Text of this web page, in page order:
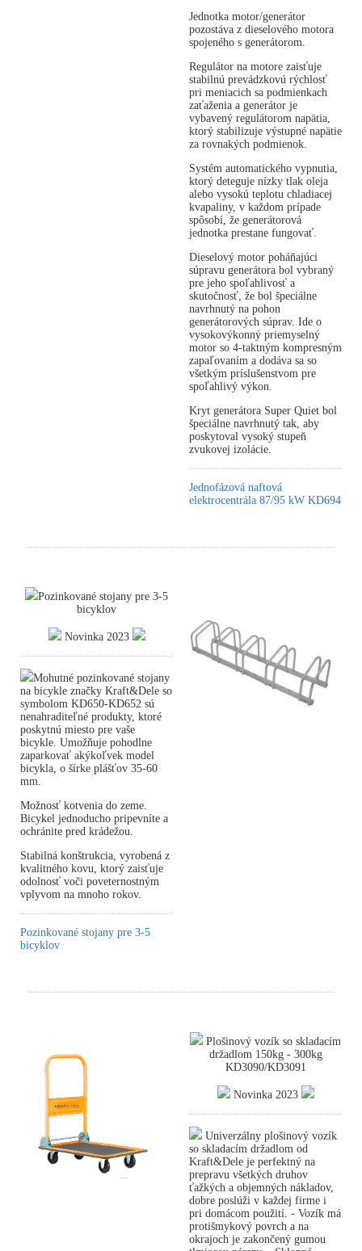
Jednotka motor/generátor
pozostáva z dieselového motora
spojeného s generátorom.
Regulátor na motore zaisťuje
stabilnú prevádzkovú rýchlosť
pri meniacich sa podmienkach
zaťaženia a generátor je
vybavený regulátorom napätia,
ktorý stabilizuje výstupné napätie
za rovnakých podmienok.
Systém automatického vypnutia,
ktorý deteguje nízky tlak oleja
alebo vysokú teplotu chladiacej
kvapaliny, v každom prípade
spôsobí, že generátorová
jednotka prestane fungovať.
Dieselový motor poháňajúci
súpravu generátora bol vybraný
pre jeho spoľahlivosť a
skutočnosť, že bol špeciálne
navrhnutý na pohon
generátorových súprav. Ide o
vysokovýkonný priemyselný
motor so 4-taktným kompresným
zapaľovaním a dodáva sa so
všetkým príslušenstvom pre
spoľahlivý výkon.
Kryt generátora Super Quiet bol
špeciálne navrhnutý tak, aby
poskytoval vysoký stupeň
zvukovej izolácie.
Jednofázová naftová
elektrocentrála 87/95 kW KD694
Pozinkované stojany pre 3-5
bicyklov
Novinka 2023
Mohutné pozinkované stojany
na bicykle značky Kraft&Dele so
symbolom KD650-KD652 sú
nenahraditeľné produkty, ktoré
poskytnú miesto pre vaše
bicykle. Umožňuje pohodlne
zaparkovať akýkoľvek model
bicykla, o šírke plášťov 35-60
mm.
Možnosť kotvenia do zeme.
Bicykel jednoducho pripevníte a
ochránite pred krádežou.
Stabilná konštrukcia, vyrobená z
kvalitného kovu, ktorý zaisťuje
odolnosť voči poveternostným
vplyvom na mnoho rokov.
Pozinkované stojany pre 3-5
bicyklov
Plošinový vozík so skladacím
držadlom 150kg - 300kg
KD3090/KD3091
Novinka 2023
Univerzálny plošinový vozík
so skladacím držadlom od
Kraft&Dele je perfektný na
prepravu všetkých druhov
ťažkých a objemných nákladov,
dobre poslúži v každej firme i
pri domácom použití. - Vozík má
protišmykový povrch a na
okrajoch je zakončený gumou